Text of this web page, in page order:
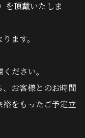
を頂戴いたしま
ます。
ださい。
、お客様とのお時間
をもったご予定立